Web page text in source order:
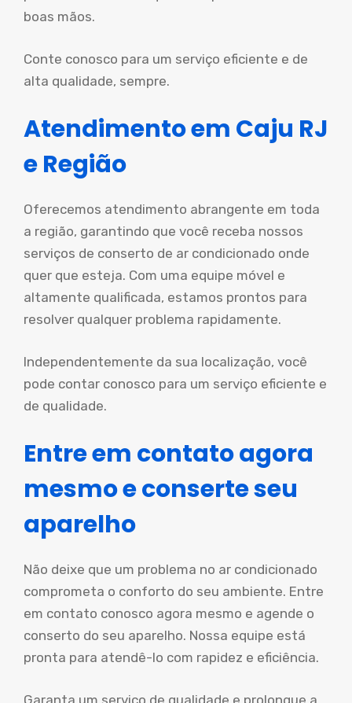
boas mãos.
Conte conosco para um serviço eficiente e de
alta qualidade, sempre.
Atendimento em Caju RJ
e Região
Oferecemos atendimento abrangente em toda
a região, garantindo que você receba nossos
serviços de conserto de ar condicionado onde
quer que esteja. Com uma equipe móvel e
altamente qualificada, estamos prontos para
resolver qualquer problema rapidamente.
Independentemente da sua localização, você
pode contar conosco para um serviço eficiente e
de qualidade.
Entre em contato agora
mesmo e conserte seu
aparelho
Não deixe que um problema no ar condicionado
comprometa o conforto do seu ambiente. Entre
em contato conosco agora mesmo e agende o
conserto do seu aparelho. Nossa equipe está
pronta para atendê-lo com rapidez e eficiência.
Garanta um serviço de qualidade e prolongue a